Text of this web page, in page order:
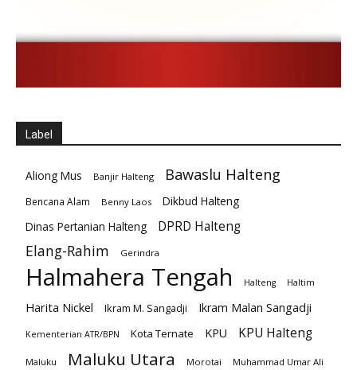
Label
Aliong Mus Banjir Halteng Bawaslu Halteng
Bencana Alam Benny Laos
Dikbud Halteng
Dinas Pertanian Halteng
DPRD Halteng
Elang-Rahim Gerindra
Halmahera Tengah Halteng Haltim
Harita Nickel Ikram M. Sangadji Ikram Malan Sangadji
Kementerian ATR/BPN Kota Ternate KPU KPU Halteng
Maluku Maluku Utara Morotai Muhammad Umar Ali